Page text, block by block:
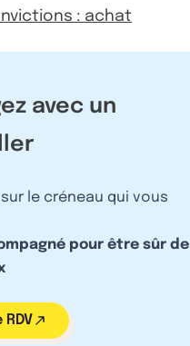
: achat
avec un
sur le créneau qui vous
pour être sûr de